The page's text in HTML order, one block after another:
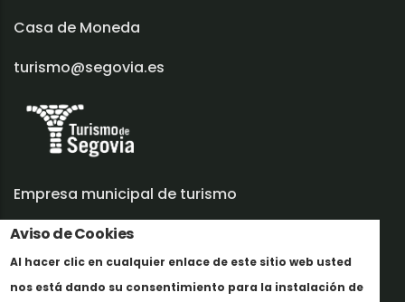
Aviso de Cookies
Al hacer clic en cualquier enlace de este sitio web usted
nos está dando su consentimiento para la instalación de
Casa de Moneda
turismo@segovia.es
Empresa municipal de turismo
Trabaja con nosotros
Informes y documentación